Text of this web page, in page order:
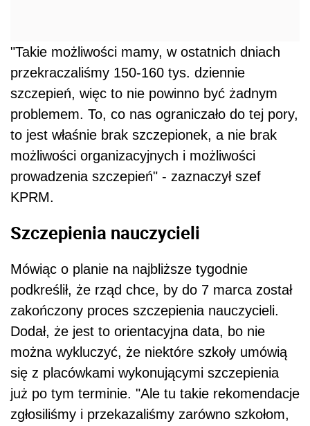
"Takie możliwości mamy, w ostatnich dniach
przekraczaliśmy 150-160 tys. dziennie
szczepień, więc to nie powinno być żadnym
problemem. To, co nas ograniczało do tej pory,
to jest właśnie brak szczepionek, a nie brak
możliwości organizacyjnych i możliwości
prowadzenia szczepień" - zaznaczył szef
KPRM.
Szczepienia nauczycieli
Mówiąc o planie na najbliższe tygodnie
podkreślił, że rząd chce, by do 7 marca został
zakończony proces szczepienia nauczycieli.
Dodał, że jest to orientacyjna data, bo nie
można wykluczyć, że niektóre szkoły umówią
się z placówkami wykonującymi szczepienia
już po tym terminie. "Ale tu takie rekomendacje
zgłosiliśmy i przekazaliśmy zarówno szkołom,